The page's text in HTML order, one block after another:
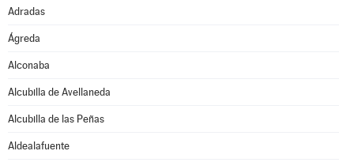
Adradas
Ágreda
Alconaba
Alcubilla de Avellaneda
Alcubilla de las Peñas
Aldealafuente